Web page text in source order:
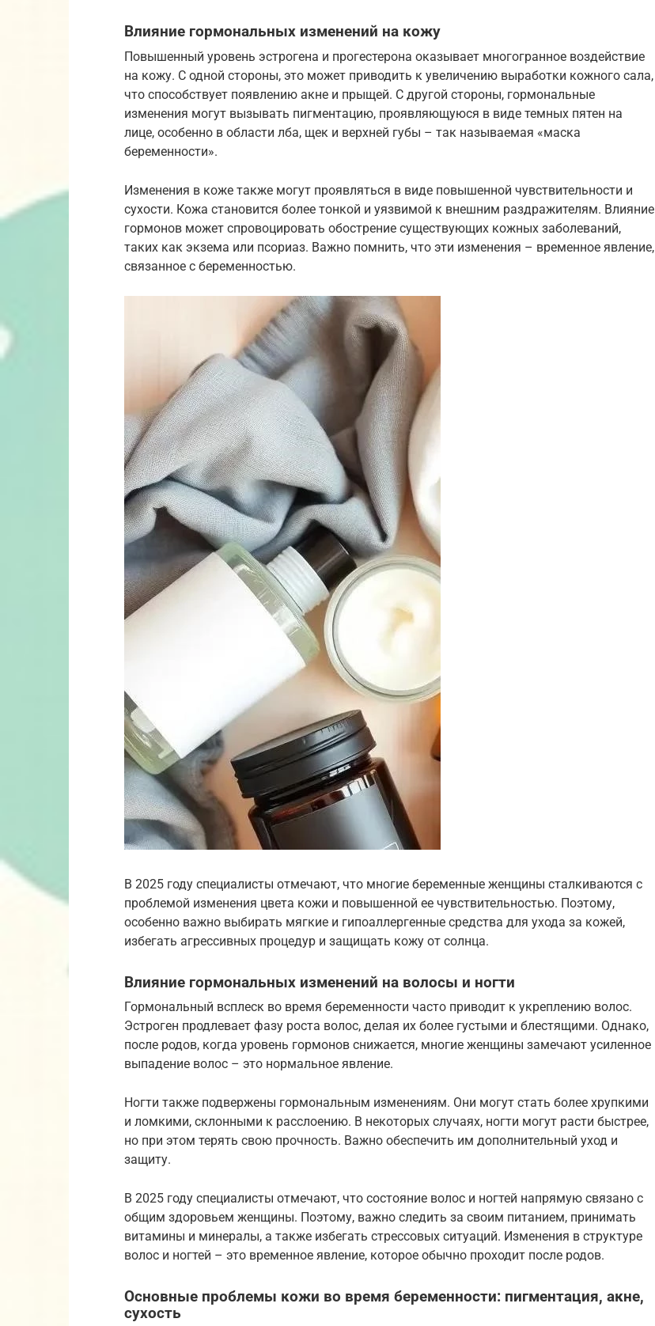
Влияние гормональных изменений на кожу
Повышенный уровень эстрогена и прогестерона оказывает многогранное воздействие
на кожу. С одной стороны, это может приводить к увеличению выработки кожного сала,
что способствует появлению акне и прыщей. С другой стороны, гормональные
изменения могут вызывать пигментацию, проявляющуюся в виде темных пятен на
лице, особенно в области лба, щек и верхней губы – так называемая «маска
беременности».
Изменения в коже также могут проявляться в виде повышенной чувствительности и
сухости. Кожа становится более тонкой и уязвимой к внешним раздражителям. Влияние
гормонов может спровоцировать обострение существующих кожных заболеваний,
таких как экзема или псориаз. Важно помнить, что эти изменения – временное явление,
связанное с беременностью.
В 2025 году специалисты отмечают, что многие беременные женщины сталкиваются с
проблемой изменения цвета кожи и повышенной ее чувствительностью. Поэтому,
особенно важно выбирать мягкие и гипоаллергенные средства для ухода за кожей,
избегать агрессивных процедур и защищать кожу от солнца.
Влияние гормональных изменений на волосы и ногти
Гормональный всплеск во время беременности часто приводит к укреплению волос.
Эстроген продлевает фазу роста волос, делая их более густыми и блестящими. Однако,
после родов, когда уровень гормонов снижается, многие женщины замечают усиленное
выпадение волос – это нормальное явление.
Ногти также подвержены гормональным изменениям. Они могут стать более хрупкими
и ломкими, склонными к расслоению. В некоторых случаях, ногти могут расти быстрее,
но при этом терять свою прочность. Важно обеспечить им дополнительный уход и
защиту.
В 2025 году специалисты отмечают, что состояние волос и ногтей напрямую связано с
общим здоровьем женщины. Поэтому, важно следить за своим питанием, принимать
витамины и минералы, а также избегать стрессовых ситуаций. Изменения в структуре
волос и ногтей – это временное явление, которое обычно проходит после родов.
Основные проблемы кожи во время беременности: пигментация, акне,
сухость